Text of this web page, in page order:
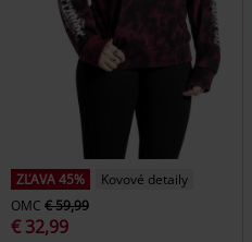
ZĽAVA 45%
Kovové detaily
OMC € 59,99
€ 32,99